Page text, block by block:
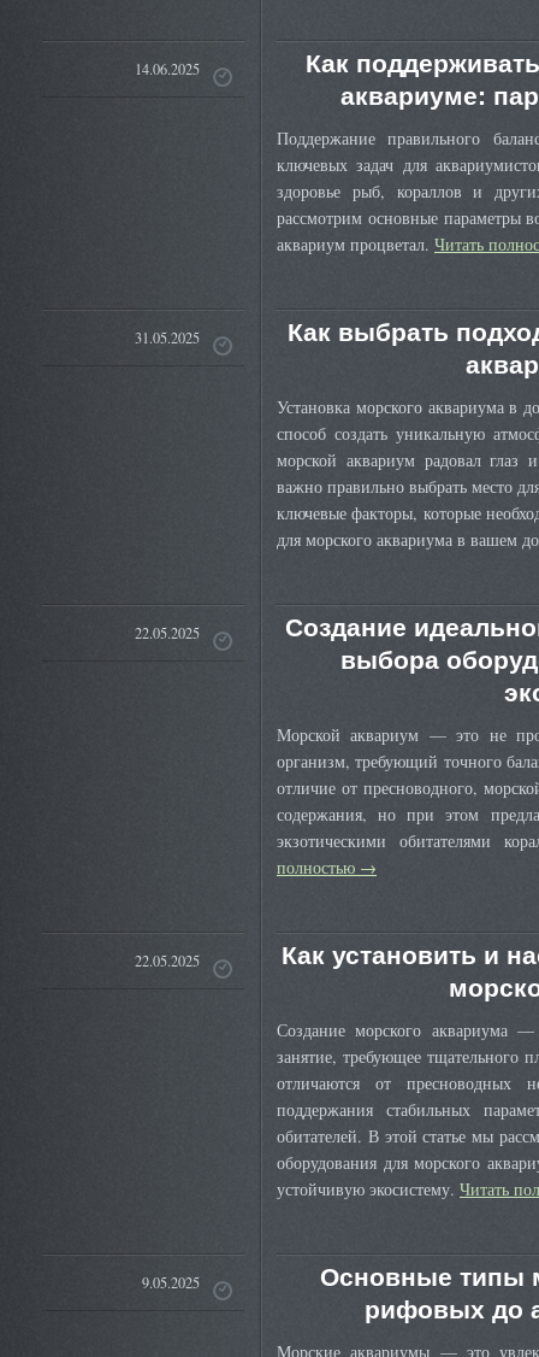
14.06.2025
Как
аквариуме:
Поддержание правильного
ключевых задач для
здоровье рыб, кораллов и
рассмотрим основные параметры
аквариум процветал. Читать
31.05.2025
Как выбрать
Установка морского аквариума в
способ создать уникальную
морской аквариум радовал глаз
важно правильно выбрать место
ключевые факторы, которые
для морского аквариума в вашем
22.05.2025
Создание
выбора
Морской аквариум — это не
организм, требующий точного
отличие от пресноводного,
содержания, но при этом
экзотическими обитателями
полностью →
22.05.2025
Как установить и
Создание морского аквариума
занятие, требующее тщательного
отличаются от пресноводных
поддержания стабильных
обитателей. В этой статье мы
оборудования для морского
устойчивую экосистему. Читать
9.05.2025
Основные типы
рифовых до
Морские аквариумы — это